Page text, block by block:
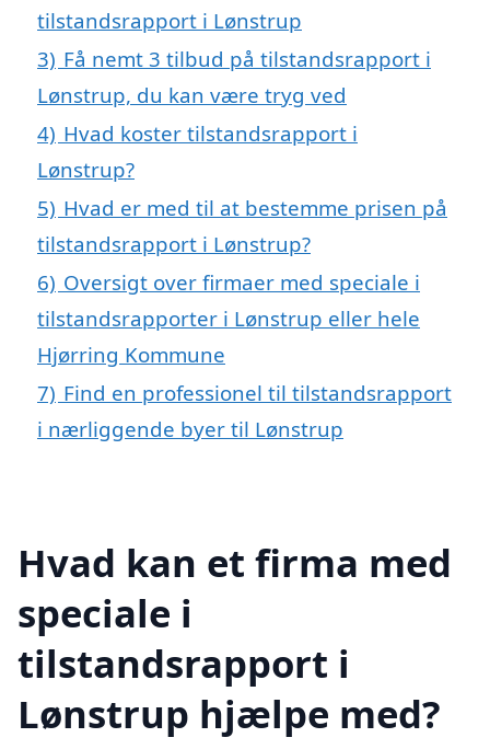
tilstandsrapport i Lønstrup
3) Få nemt 3 tilbud på tilstandsrapport i
Lønstrup, du kan være tryg ved
4) Hvad koster tilstandsrapport i
Lønstrup?
5) Hvad er med til at bestemme prisen på
tilstandsrapport i Lønstrup?
6) Oversigt over firmaer med speciale i
tilstandsrapporter i Lønstrup eller hele
Hjørring Kommune
7) Find en professionel til tilstandsrapport
i nærliggende byer til Lønstrup
Hvad kan et firma med
speciale i
tilstandsrapport i
Lønstrup hjælpe med?